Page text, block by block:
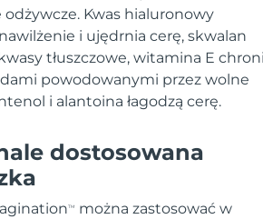
Kwas hialuronowy
i ujędrnia cerę, skwalan
tłuszczowe, witamina E
powodowanymi przez wolne
i alantoina łagodzą cerę.
dostosowana
TM
można zastosować w